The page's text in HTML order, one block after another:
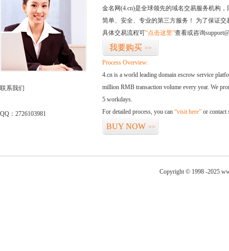
联系我们
QQ：2726103981
金名网(4.cn)是全球领先的域名交易服务机构
简单、安全、专业的第三方服务！ 为了保证
具体交易流程可“点击这里”查看或咨询
我要购买 >>
Process Overview:
4.cn is a world leading domain escrow service
million RMB transaction volume every year. We
5 workdays.
For detailed process, you can “visit here” or contact
BUY NOW >>
Copyright © 1998 -2025